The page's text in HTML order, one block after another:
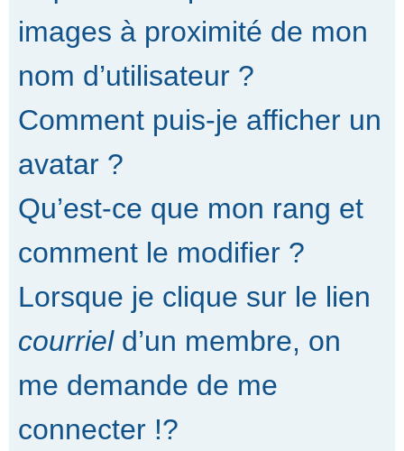
images à proximité de mon
nom d’utilisateur ?
Comment puis-je afficher un
avatar ?
Qu’est-ce que mon rang et
comment le modifier ?
Lorsque je clique sur le lien
courrield’un membre, on
me demande de me
connecter !?